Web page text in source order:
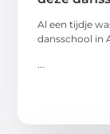
Al een tijdje
dansschool in
...